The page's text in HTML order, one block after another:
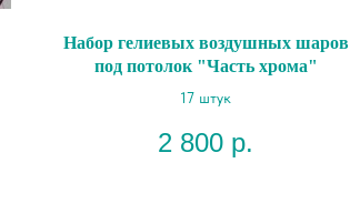
Набор гелиевых воздушных шаров
под потолок "Часть хрома"
17 штук
2 800 р.